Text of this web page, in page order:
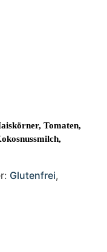
Tomaten,
Glutenfrei,